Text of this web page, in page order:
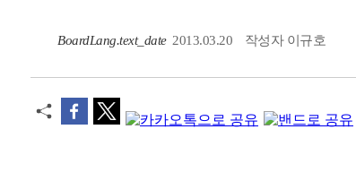
BoardLang.text_date 2013.03.20 작성자이규호